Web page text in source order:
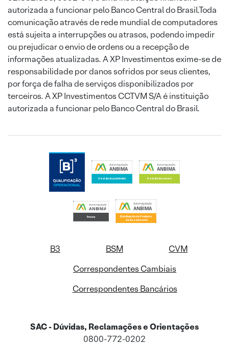
autorizada a funcionar pelo Banco Central do Brasil.Toda
comunicação através de rede mundial de computadores
está sujeita a interrupções ou atrasos, podendo impedir
ou prejudicar o envio de ordens ou a recepção de
informações atualizadas. A XP Investimentos exime-se de
responsabilidade por danos sofridos por seus clientes,
por força de falha de serviços disponibilizados por
terceiros. A XP Investimentos CCTVM S/A é instituição
autorizada a funcionar pelo Banco Central do Brasil.
B3 BSM
CVM
Correspondentes Cambiais
Correspondentes Bancários
SAC - Dúvidas, Reclamações e Orientações
0800-772-0202